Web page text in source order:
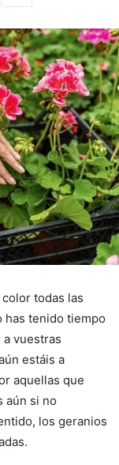
todas las
has tenido tiempo
vuestras
estáis a
aquellas que
aún si no
los geranios